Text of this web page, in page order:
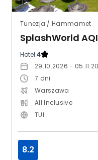
Tunezja / Hammamet
SplashWorld
Hotel:4
29.10.2026 -
7 dni
Warszawa
All Inclusive
TUI
8.2